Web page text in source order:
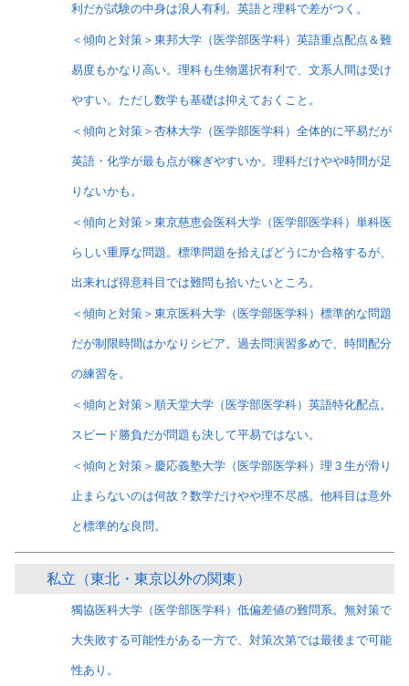
利だが試験の中身は浪人有利。英語と理科で差がつく。
＜傾向と対策＞東邦大学（医学部医学科）英語重点配点＆難
易度もかなり高い。理科も生物選択有利で、文系人間は受け
やすい。ただし数学も基礎は抑えておくこと。
＜傾向と対策＞杏林大学（医学部医学科）全体的に平易だが
英語・化学が最も点が稼ぎやすいか。理科だけやや時間が足
りないかも。
＜傾向と対策＞東京慈恵会医科大学（医学部医学科）単科医
らしい重厚な問題。標準問題を拾えばどうにか合格するが、
出来れば得意科目では難問も拾いたいところ。
＜傾向と対策＞東京医科大学（医学部医学科）標準的な問題
だが制限時間はかなりシビア。過去問演習多めで、時間配分
の練習を。
＜傾向と対策＞順天堂大学（医学部医学科）英語特化配点。
スピード勝負だが問題も決して平易ではない。
＜傾向と対策＞慶応義塾大学（医学部医学科）理３生が滑り
止まらないのは何故？数学だけやや理不尽感。他科目は意外
と標準的な良問。
私立（東北・東京以外の関東）
獨協医科大学（医学部医学科）低偏差値の難問系。無対策で
大失敗する可能性がある一方で、対策次第では最後まで可能
性あり。